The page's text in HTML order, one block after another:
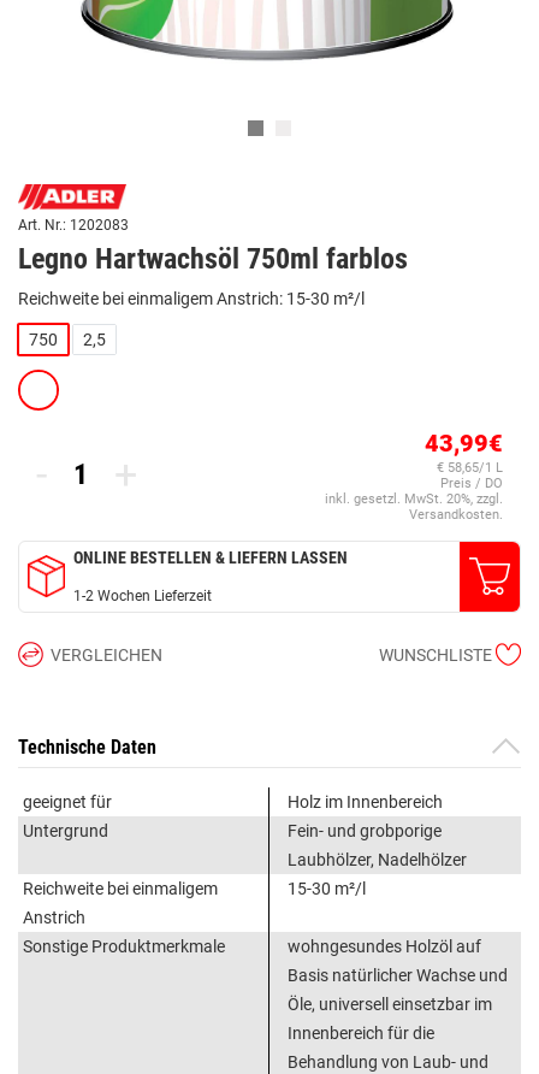
Art. Nr.: 1202083
Legno Hartwachsöl 750ml farblos
Reichweite bei einmaligem Anstrich: 15-30 m²/l
750 2,5
- +
43,99€
€ 58,65/1 L
Preis / DO
inkl. gesetzl. MwSt. 20%, zzgl.
Versandkosten.
ONLINE BESTELLEN & LIEFERN LASSEN
1-2 Wochen Lieferzeit
VERGLEICHEN WUNSCHLISTE
Technische Daten
geeignet für
Holz im Innenbereich
Untergrund
Fein- und grobporige
Laubhölzer, Nadelhölzer
Reichweite bei einmaligem
Anstrich
15-30 m²/l
Sonstige Produktmerkmale
wohngesundes Holzöl auf
Basis natürlicher Wachse und
Öle, universell einsetzbar im
Innenbereich für die
Behandlung von Laub- und